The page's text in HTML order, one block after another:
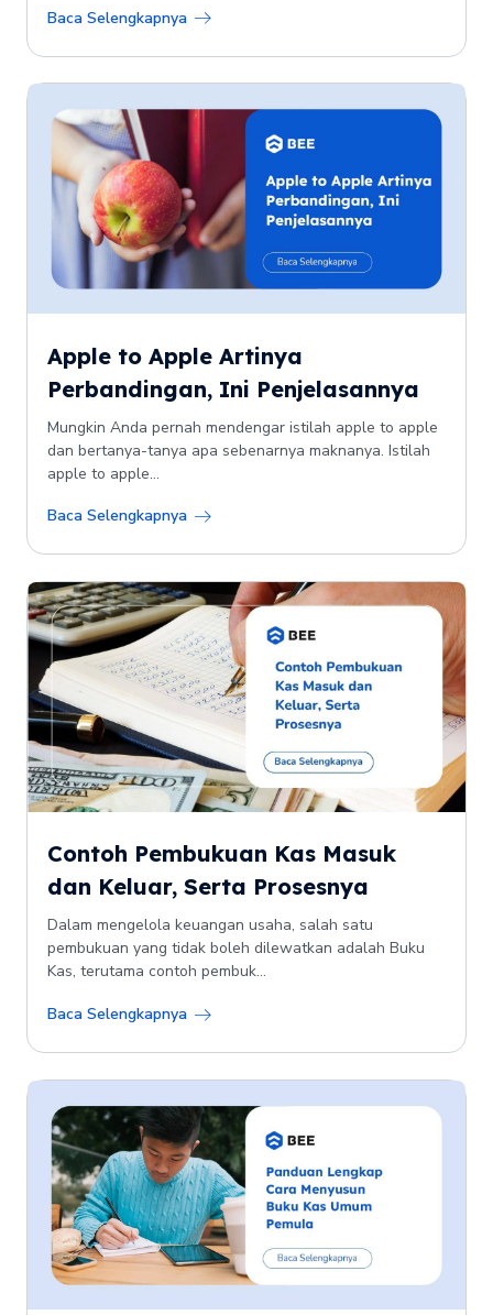
Baca Selengkapnya
Apple to Apple Artinya
Perbandingan, Ini Penjelasannya
Mungkin Anda pernah mendengar istilah apple to apple
dan bertanya-tanya apa sebenarnya maknanya. Istilah
apple to apple...
Baca Selengkapnya
Contoh Pembukuan Kas Masuk
dan Keluar, Serta Prosesnya
Dalam mengelola keuangan usaha, salah satu
pembukuan yang tidak boleh dilewatkan adalah Buku
Kas, terutama contoh pembuk...
Baca Selengkapnya